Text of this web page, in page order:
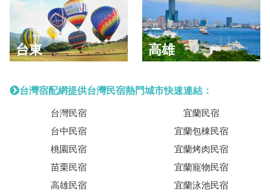
台東 高雄
台灣宿配網提供台灣民宿熱門城市快速連結：
台灣民宿
台中民宿
桃園民宿
苗栗民宿
高雄民宿
宜蘭民宿
宜蘭包棟民宿
宜蘭烤肉民宿
宜蘭寵物民宿
宜蘭泳池民宿